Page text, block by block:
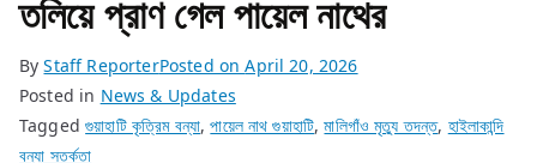
তলিয়ে প্রাণ গেল পায়েল নাথের
ByStaff ReporterPosted onApril 20, 2026
Posted in News & Updates
Taggedগুয়াহাটি কৃত্রিম বন্যা,পায়েল নাথ গুয়াহাটি,মালিগাঁও মৃত্যু তদন্ত, হাইলাকান্দি
বন্যা সতর্কতা